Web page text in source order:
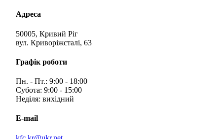
Адреса
50005, Кривий Ріг
вул. Криворіжсталі, 63
Графік роботи
Пн. - Пт.: 9:00 - 18:00
Субота: 9:00 - 15:00
Неділя: вихідний
E-mail